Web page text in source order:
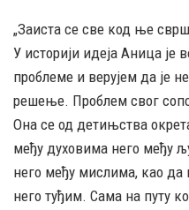
„Заиста се све код ње
У историји идеја Аница је
проблеме и верујем да је
решење. Проблем свог
Она се од детињства
међу духовима него међу
него међу мислима, као
него туђим. Сама на путу